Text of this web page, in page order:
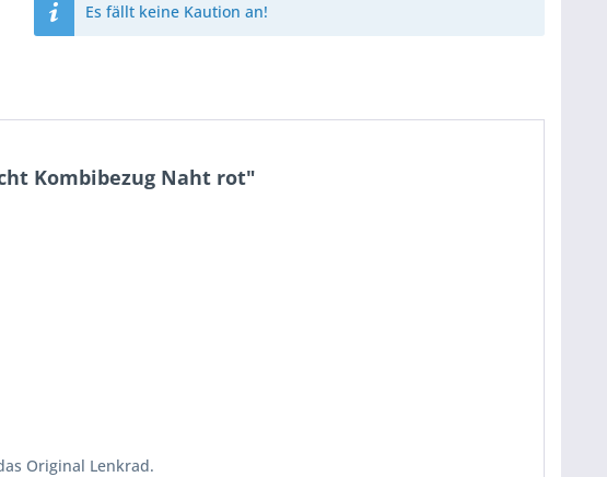
Es fällt keine Kaution an!
Kombibezug Naht rot"
Original Lenkrad.